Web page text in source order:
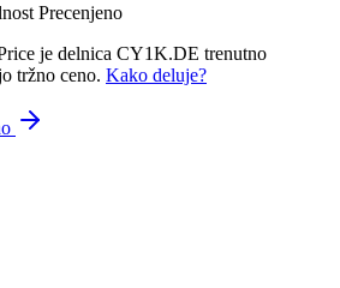
Precenjeno
je delnica CY1K.DE trenutno
tržno ceno. Kako deluje?